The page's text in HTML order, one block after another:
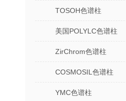
TOSOH色谱柱
美国POLYLC色谱柱
ZirChrom色谱柱
COSMOSIL色谱柱
YMC色谱柱